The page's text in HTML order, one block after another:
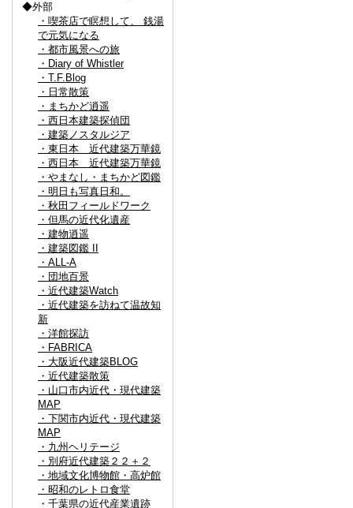
◆外部
・喫茶店で瞑想して、 銭湯
で元気になる
・都市風景への旅
・Diary of Whistler
・T.F.Blog
・日常散策
・まちかど逍遥
・西日本建築探偵団
・建築ノスタルジア
・東日本 近代建築万華鏡
・西日本 近代建築万華鏡
・やまなし・まちかど図鑑
・明日も写真日和。
・秋田フィールドワーク
・但馬の近代化遺産
・建物逍遥
・建築図鑑 II
・ALL-A
・団地百景
・近代建築Watch
・近代建築を訪ねて温故知
新
・洋館探訪
・FABRICA
・大阪近代建築BLOG
・近代建築散策
・山口市内近代・現代建築
MAP
・下関市内近代・現代建築
MAP
・九州ヘリテージ
・別府近代建築２２＋２
・地域文化博物館・高炉館
・昭和のレトロ食堂
・千葉県の近代産業遺跡